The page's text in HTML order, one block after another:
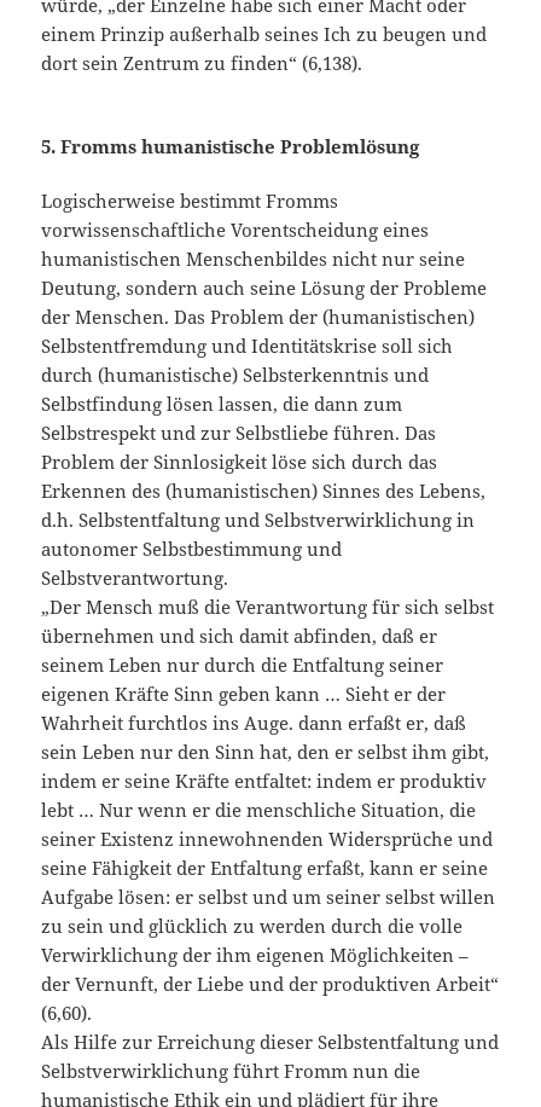
würde, „der Einzelne habe sich einer Macht oder
einem Prinzip außerhalb seines Ich zu beugen und
dort sein Zentrum zu finden“ (6,138).
5. Fromms humanistische Problemlösung
Logischerweise bestimmt Fromms
vorwissenschaftliche Vorentscheidung eines
humanistischen Menschenbildes nicht nur seine
Deutung, sondern auch seine Lösung der Probleme
der Menschen. Das Problem der (humanistischen)
Selbstentfremdung und Identitätskrise soll sich
durch (humanistische) Selbsterkenntnis und
Selbstfindung lösen lassen, die dann zum
Selbstrespekt und zur Selbstliebe führen. Das
Problem der Sinnlosigkeit löse sich durch das
Erkennen des (humanistischen) Sinnes des Lebens,
d.h. Selbstentfaltung und Selbstverwirklichung in
autonomer Selbstbestimmung und
Selbstverantwortung.
„Der Mensch muß die Verantwortung für sich selbst
übernehmen und sich damit abfinden, daß er
seinem Leben nur durch die Entfaltung seiner
eigenen Kräfte Sinn geben kann … Sieht er der
Wahrheit furchtlos ins Auge. dann erfaßt er, daß
sein Leben nur den Sinn hat, den er selbst ihm gibt,
indem er seine Kräfte entfaltet: indem er produktiv
lebt … Nur wenn er die menschliche Situation, die
seiner Existenz innewohnenden Widersprüche und
seine Fähigkeit der Entfaltung erfaßt, kann er seine
Aufgabe lösen: er selbst und um seiner selbst willen
zu sein und glücklich zu werden durch die volle
Verwirklichung der ihm eigenen Möglichkeiten –
der Vernunft, der Liebe und der produktiven Arbeit“
(6,60).
Als Hilfe zur Erreichung dieser Selbstentfaltung und
Selbstverwirklichung führt Fromm nun die
humanistische Ethik ein und plädiert für ihre